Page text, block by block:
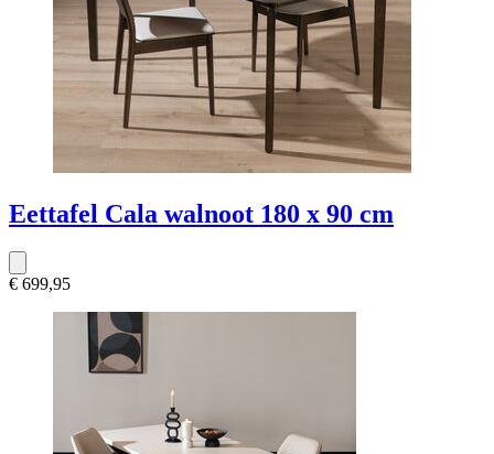
Eettafel Cala walnoot 180 x 90 cm
€ 699,95